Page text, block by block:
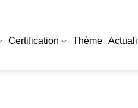
Certification Thème